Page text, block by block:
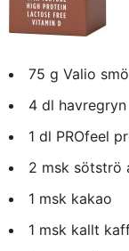
75 g Valio
4 dl havregryn
1 dl PROfeel
2 msk sötströ
1 msk kakao
1 msk kallt